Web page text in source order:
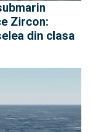
Zircon:
din clasa